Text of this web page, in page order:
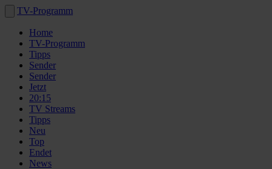
TV-Programm
Home
TV-Programm
Tipps
Sender
Sender
Jetzt
20:15
TV Streams
Tipps
Neu
Top
Endet
News